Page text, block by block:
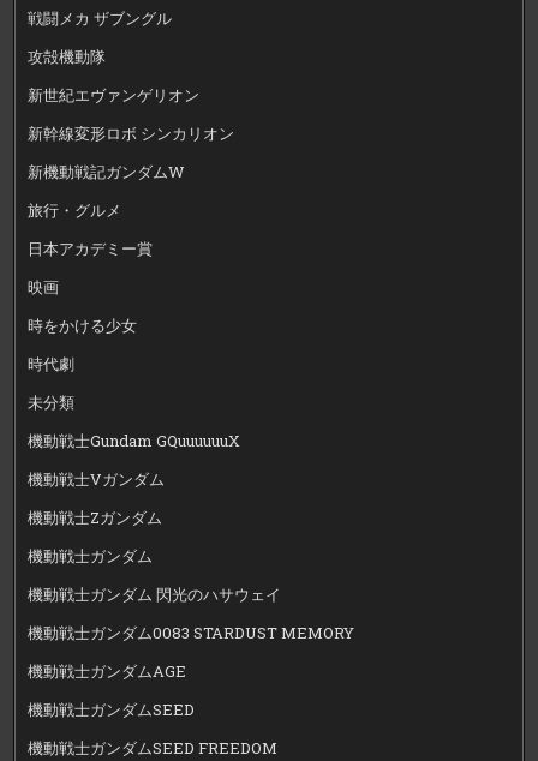
戦闘メカ ザブングル
攻殻機動隊
新世紀エヴァンゲリオン
新幹線変形ロボ シンカリオン
新機動戦記ガンダムW
旅行・グルメ
日本アカデミー賞
映画
時をかける少女
時代劇
未分類
機動戦士Gundam GQuuuuuuX
機動戦士Vガンダム
機動戦士Zガンダム
機動戦士ガンダム
機動戦士ガンダム 閃光のハサウェイ
機動戦士ガンダム0083 STARDUST MEMORY
機動戦士ガンダムAGE
機動戦士ガンダムSEED
機動戦士ガンダムSEED FREEDOM